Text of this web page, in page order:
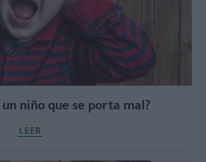
niño que se porta mal?
LEER